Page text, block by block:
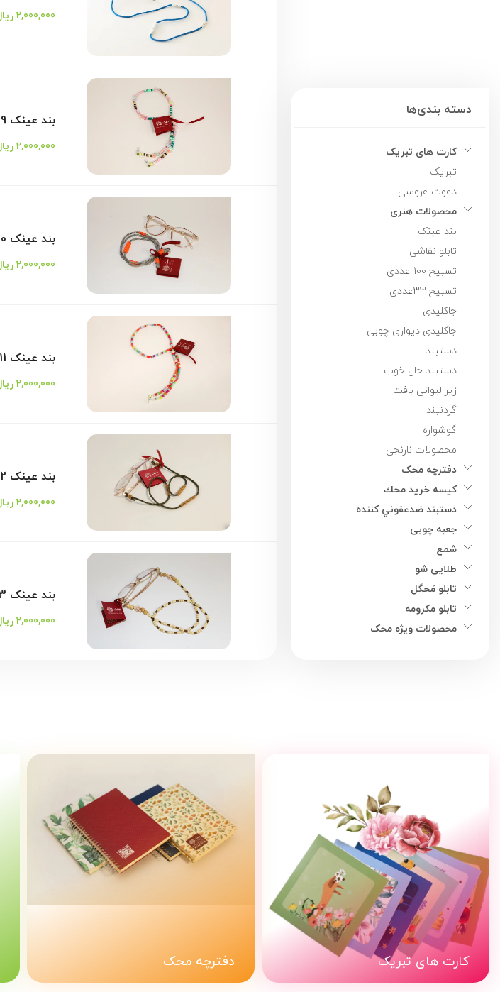
2,000,000 ریال
بند عینک 09
2,000,000 ریال
بند عینک 10
2,000,000 ریال
بند عینک 11
2,000,000 ریال
بند عینک 12
2,000,000 ریال
بند عینک 13
2,000,000 ریال
دسته بندی‌ها
کارت های تبریک
تبریک
دعوت عروسی
محصولات هنرى
بند عینک
تابلو نقاشی
تسبیح 100 عددی
تسبیح 33عددی
جاکلیدی
جاکلیدی دیواری چوبی
دستبند
دستبند حال خوب
زیر لیوانی بافت
گردنبند
گوشواره
محصولات نارنجی
دفترچه محک
کیسه خريد محك
دستبند ضدعفوني كننده
جعبه چوبی
شمع
طلایی شو
تابلو مَحگل
تابلو مکرومه
محصولات ویژه محک
کارت های تبریک دفترچه محک